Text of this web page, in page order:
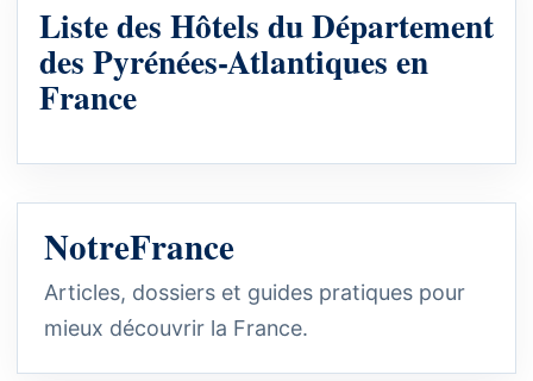
Liste des Hôtels du Département
des Pyrénées-Atlantiques en
France
NotreFrance
Articles, dossiers et guides pratiques pour
mieux découvrir la France.